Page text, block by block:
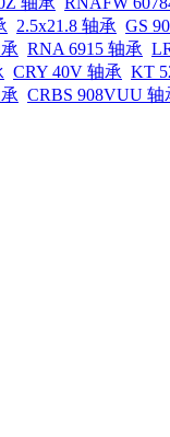
2.5x21.8 轴承 GS
RNA 6915 轴承
CRY 40V 轴承 KT
CRBS 908VUU 轴